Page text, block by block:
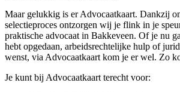
Maar gelukkig is er Advocaatkaart. Dankzij
selectieproces ontzorgen wij je flink in je
praktische advocaat in Bakkeveen. Of je nu
hebt opgedaan, arbeidsrechtelijke hulp of
wenst, via Advocaatkaart kom je er wel. Zo
Je kunt bij Advocaatkaart terecht voor: